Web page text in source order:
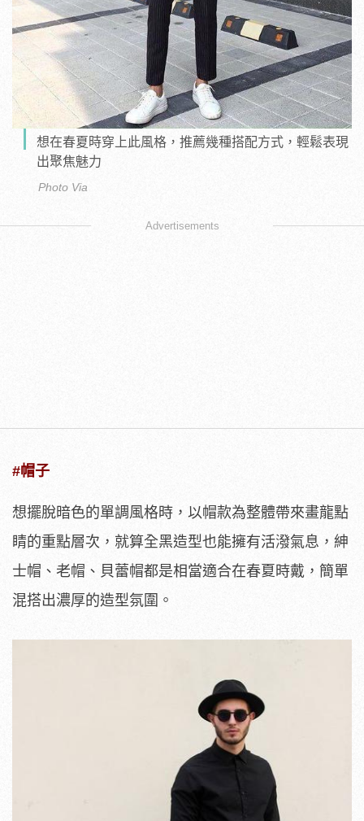
想在春夏時穿上此風格，推薦幾種搭配方式，輕鬆表現
出聚焦魅力
Photo Via
Advertisements
#帽子
想擺脫暗色的單調風格時，以帽款為整體帶來畫龍點
睛的重點層次，就算全黑造型也能擁有活潑氣息，紳
士帽、老帽、貝蕾帽都是相當適合在春夏時戴，簡單
混搭出濃厚的造型氛圍。